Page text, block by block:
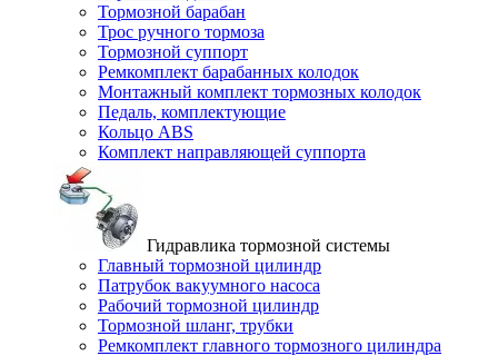
Тормозной барабан
Трос ручного тормоза
Тормозной суппорт
Ремкомплект барабанных колодок
Монтажный комплект тормозных колодок
Педаль, комплектующие
Кольцо ABS
Комплект направляющей суппорта
Гидравлика тормозной системы
Главный тормозной цилиндр
Патрубок вакуумного насоса
Рабочий тормозной цилиндр
Тормозной шланг, трубки
Ремкомплект главного тормозного цилиндра